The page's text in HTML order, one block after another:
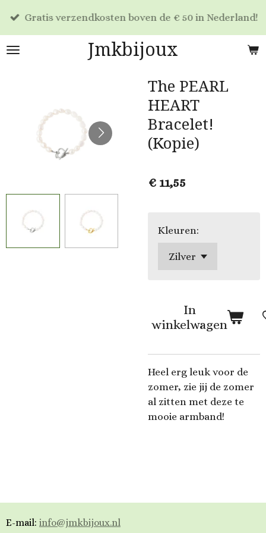
Ga
de
Jmkbijoux
Gratis verzendkosten boven de € 50 in Nederland!
The PEARL
HEART
Bracelet!
(Kopie)
€ 11,55
Kleuren:
In
winkelwagen
Heel erg leuk voor de
zomer, zie jij de zomer
al zitten met deze te
mooie armband!
E-mail: info@jmkbijoux.nl